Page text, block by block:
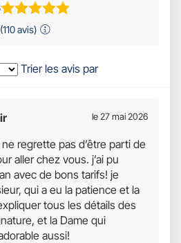
(110 avis)
Trier les avis par
le 27 mai 2026
regrette pas d’être parti de
aller chez vous. j’ai pu
avec de bons tarifs! je
qui a eu la patience et la
tous les détails des
et la Dame qui
aussi!